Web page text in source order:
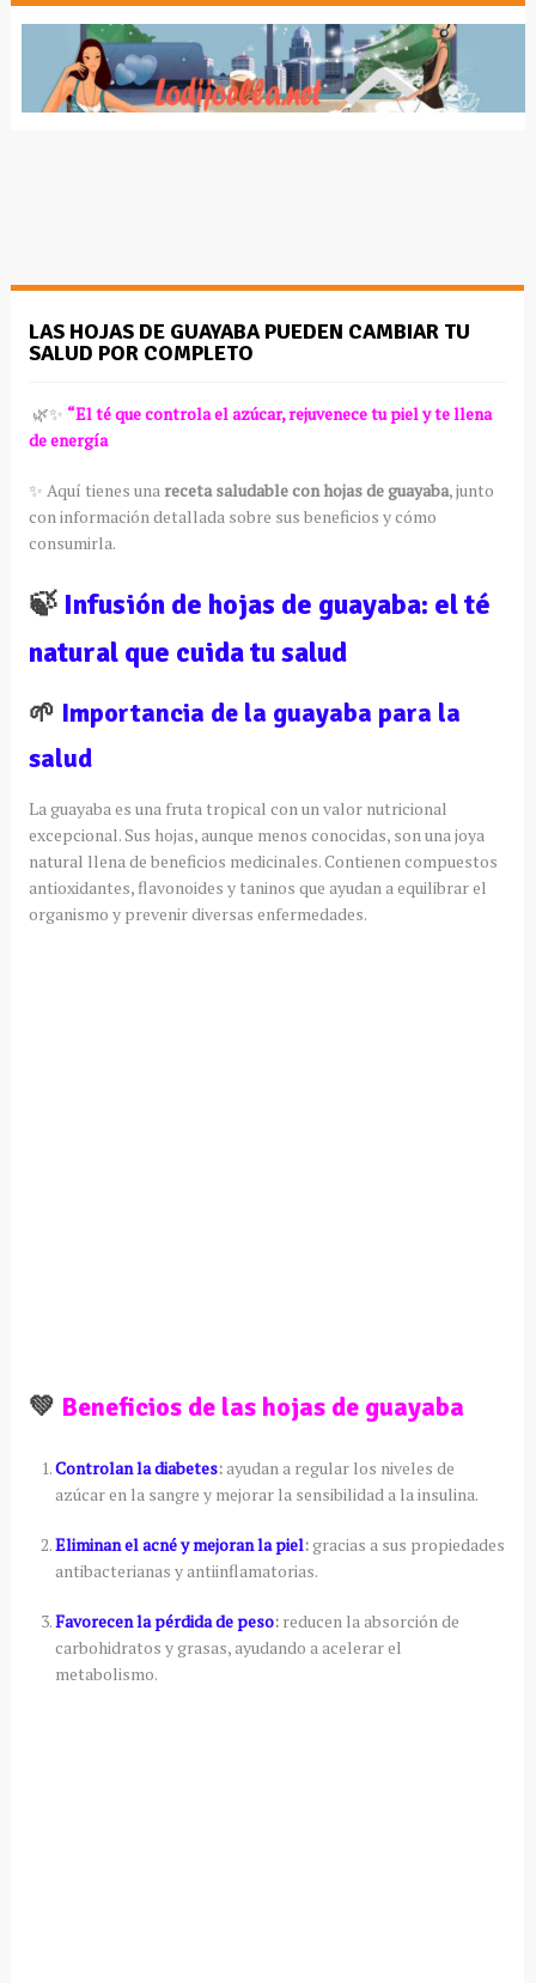
LAS HOJAS DE GUAYABA PUEDEN CAMBIAR TU
SALUD POR COMPLETO
🌿✨ “El té que controla el azúcar, rejuvenece tu piel y te llena
de energía
✨ Aquí tienes una receta saludable con hojas de guayaba, junto
con información detallada sobre sus beneficios y cómo
consumirla.
🍃 Infusión de hojas de guayaba: el té
natural que cuida tu salud
🌱 Importancia de la guayaba para la
salud
La guayaba es una fruta tropical con un valor nutricional
excepcional. Sus hojas, aunque menos conocidas, son una joya
natural llena de beneficios medicinales. Contienen compuestos
antioxidantes, flavonoides y taninos que ayudan a equilibrar el
organismo y prevenir diversas enfermedades.
💚 Beneficios de las hojas de guayaba
Controlan la diabetes:ayudan a regular los niveles de
azúcar en la sangre y mejorar la sensibilidad a la insulina.
Eliminan el acné y mejoran la piel:gracias a sus propiedades
antibacterianas y antiinflamatorias.
Favorecen la pérdida de peso:reducen la absorción de
carbohidratos y grasas, ayudando a acelerar el
metabolismo.